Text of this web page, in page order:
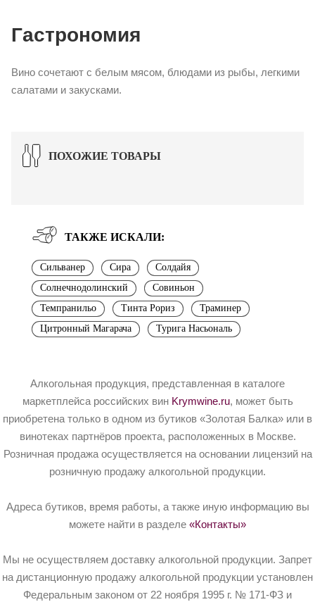
Гастрономия
Вино сочетают с белым мясом, блюдами из рыбы, легкими
салатами и закусками.
ПОХОЖИЕ ТОВАРЫ
ТАКЖЕ ИСКАЛИ:
Сильванер Сира
Солдайя
Солнечнодолинский
Совиньон
Темпранильо
Тинта Рориз
Траминер
Цитронный Магарача
Турига Насьональ
Алкогольная продукция, представленная в каталоге
маркетплейса российских вин Krymwine.ru, может быть
приобретена только в одном из бутиков «Золотая Балка» или в
винотеках партнёров проекта, расположенных в Москве.
Розничная продажа осуществляется на основании лицензий на
розничную продажу алкогольной продукции.
Адреса бутиков, время работы, а также иную информацию вы
можете найти в разделе «Контакты»
Мы не осуществляем доставку алкогольной продукции. Запрет
на дистанционную продажу алкогольной продукции установлен
Федеральным законом от 22 ноября 1995 г. № 171-ФЗ и